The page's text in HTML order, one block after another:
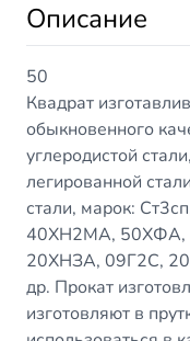
Описание
50
Квадрат
обыкновенного
углеродистой
легированной
стали, марок:
40ХН2МА, 50ХФА,
20ХНЗА, 09Г2С,
др. Прокат
изготовляют в